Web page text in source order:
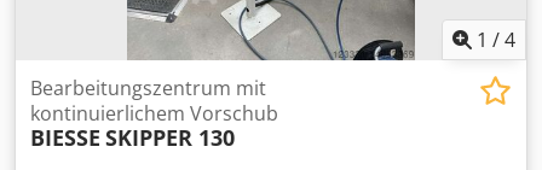
1 /4
Bearbeitungszentrum mit
kontinuierlichem Vorschub
BIESSE SKIPPER 130